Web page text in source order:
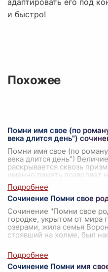
адаптировать его под
и быстро!
Похожее
Помни имя свое (по
века длится день")
Помни имя свое (по
века длится день")
раскрывается сквозь
именно память позволяет
Сочинение Помни свое
Сочинение "Помни свое
городке, укрытом от мира
озерами, жила семья
стоявший на холме, был
Сочинение Помни имя